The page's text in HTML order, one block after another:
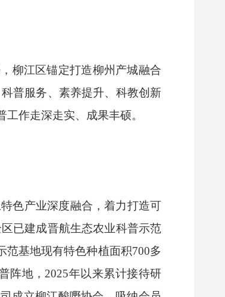
柳江区锚定打造柳州产城融合
普服务、素养提升、科教创新
作走深走实、成果丰硕。
色产业深度融合，着力打造可
已建成晋航生态农业科普示范
基地现有特色种植面积700多
阵地，2025年以来累计接待研